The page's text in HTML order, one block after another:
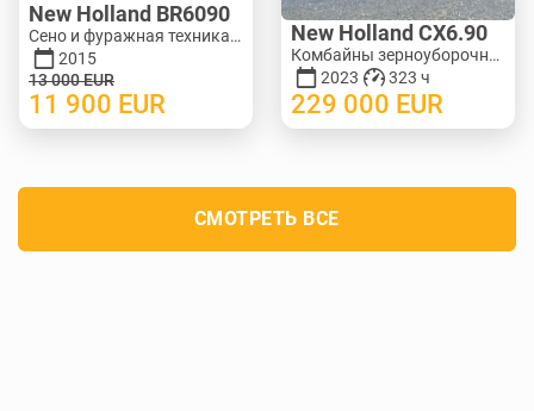
New Holland BR6090
Сено и фуражная техника - Рулонные пресс-подборщики | M388-0128
2015
13 000EUR
11 900 EUR
New Holland CX6.90
Комбайны зерноуборочные | M140-3278
2023
323 ч
229 000 EUR
СМОТРЕТЬ ВСЕ